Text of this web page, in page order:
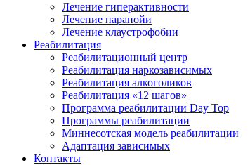
Лечение гиперактивности
Лечение паранойи
Лечение клаустрофобии
Реабилитация
Реабилитационный центр
Реабилитация наркозависимых
Реабилитация алкоголиков
Реабилитация «12 шагов»
Программа реабилитации Day Top
Программы реабилитации
Миннесотская модель реабилитации
Адаптация зависимых
Контакты